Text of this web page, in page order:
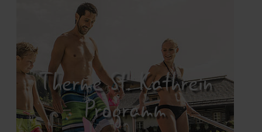
Therme St. Kathrein
Programm